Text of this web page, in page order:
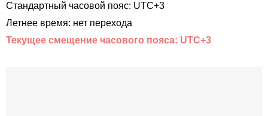
Стандартный часовой пояс: UTC+3
Летнее время: нет перехода
Текущее смещение часового пояса: UTC+3